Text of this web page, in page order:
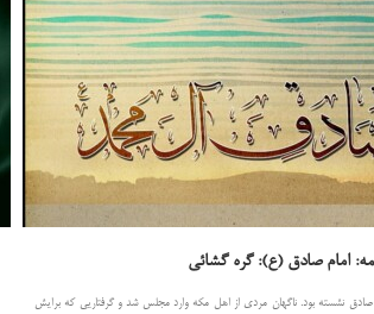
امام صادق (ع): گره گشائی
نشسته بود. ناگهان مردی از اهل مكه وارد مجلس شد و گرفتاریی كه برایش